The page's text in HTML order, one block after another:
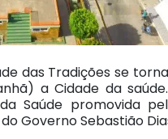
das Tradições se
a Cidade da
Saúde promovida
Governo Sebastião